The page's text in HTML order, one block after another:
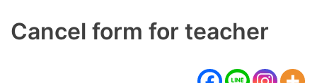
Cancel form for teacher